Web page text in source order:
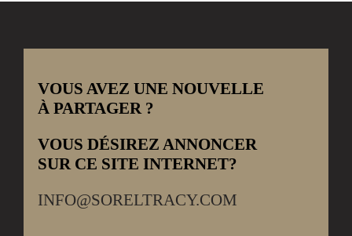
VOUS AVEZ UNE NOUVELLE
À PARTAGER ?
VOUS DÉSIREZ ANNONCER
SUR CE SITE INTERNET?
INFO@SORELTRACY.COM